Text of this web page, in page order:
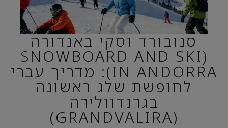
סנובורד וסקי באנדורה
(SNOWBOARD AND SKI
IN ANDORRA): מדריך עברי
לחופשת שלג ראשונה
בגרנדוולירה
(GRANDVALIRA)